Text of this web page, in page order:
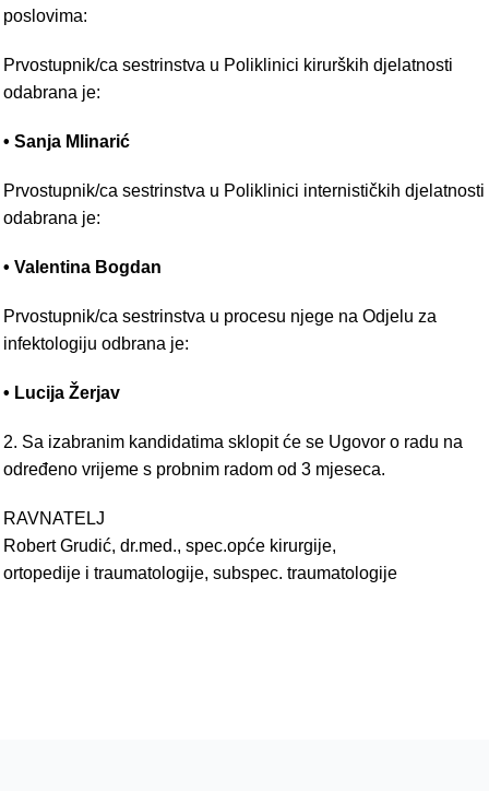
poslovima:
Prvostupnik/ca sestrinstva u Poliklinici kirurških djelatnosti
odabrana je:
• Sanja Mlinarić
Prvostupnik/ca sestrinstva u Poliklinici internističkih djelatnosti
odabrana je:
• Valentina Bogdan
Prvostupnik/ca sestrinstva u procesu njege na Odjelu za
infektologiju odbrana je:
• Lucija Žerjav
2. Sa izabranim kandidatima sklopit će se Ugovor o radu na
određeno vrijeme s probnim radom od 3 mjeseca.
RAVNATELJ
Robert Grudić, dr.med., spec.opće kirurgije,
ortopedije i traumatologije, subspec. traumatologije